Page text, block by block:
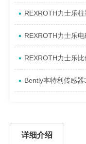
详细介绍